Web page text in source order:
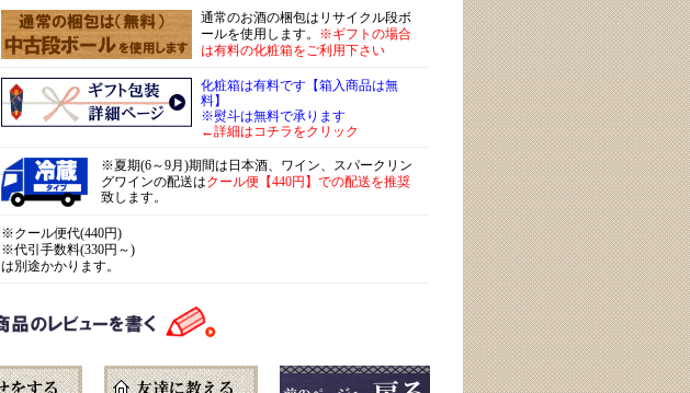
通常のお酒の梱包はリサイクル段ボ
ールを使用します。 ※ギフトの場合
は有料の化粧箱をご利用下さい
化粧箱は有料です【箱入商品は無
料】
※熨斗は無料で承ります
←詳細はコチラをクリック
※夏期(6～9月)期間は日本酒、ワイン、スパークリン
グワインの配送はクール便【440円】での配送を推奨
致します。
※クール便代(440円)
※代引手数料(330円～)
は別途かかります。